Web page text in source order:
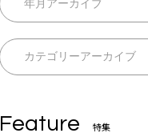
Feature 特集